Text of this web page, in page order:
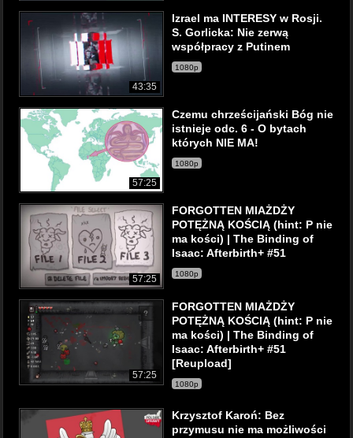
43:35
Izrael ma INTERESY w Rosji.
S. Gorlicka: Nie zerwą
współpracy z Putinem
1080p
57:25
Czemu chrześcijański Bóg nie
istnieje odc. 6 - O bytach
których NIE MA!
1080p
57:25
FORGOTTEN MIAŻDŻY
POTĘŻNĄ KOŚCIĄ (hint: P nie
ma kości) | The Binding of
Isaac: Afterbirth+ #51
1080p
57:25
FORGOTTEN MIAŻDŻY
POTĘŻNĄ KOŚCIĄ (hint: P nie
ma kości) | The Binding of
Isaac: Afterbirth+ #51
[Reupload]
1080p
Krzysztof Karoń: Bez
przymusu nie ma możliwości